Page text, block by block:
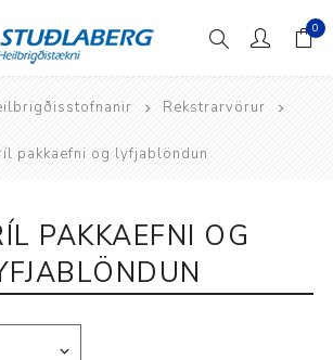
0
Rekstrarvörur
pakkaefni og lyfjablöndun
PAKKAEFNI OG